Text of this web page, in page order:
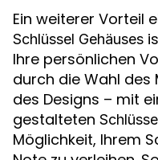
Ein weiterer Vorteil
Schlüssel Gehäuses
Ihre persönlichen
durch die Wahl des
des Designs – mit
gestalteten
Möglichkeit, Ihrem